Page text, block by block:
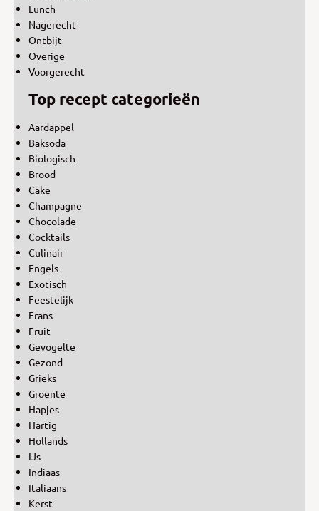
Lunch
Nagerecht
Ontbijt
Overige
Voorgerecht
Top recept categorieën
Aardappel
Baksoda
Biologisch
Brood
Cake
Champagne
Chocolade
Cocktails
Culinair
Engels
Exotisch
Feestelijk
Frans
Fruit
Gevogelte
Gezond
Grieks
Groente
Hapjes
Hartig
Hollands
IJs
Indiaas
Italiaans
Kerst